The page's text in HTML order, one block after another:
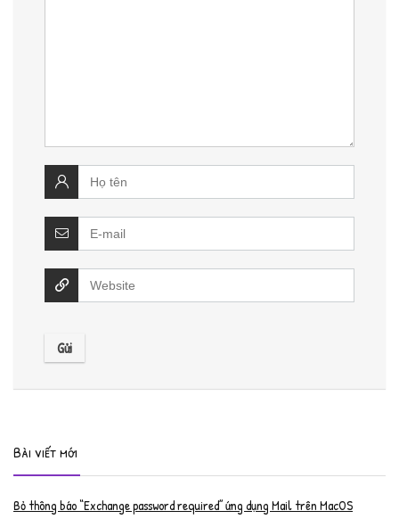
Bài viết mới
Bỏ thông báo “Exchange password required” ứng dụng Mail trên MacOS